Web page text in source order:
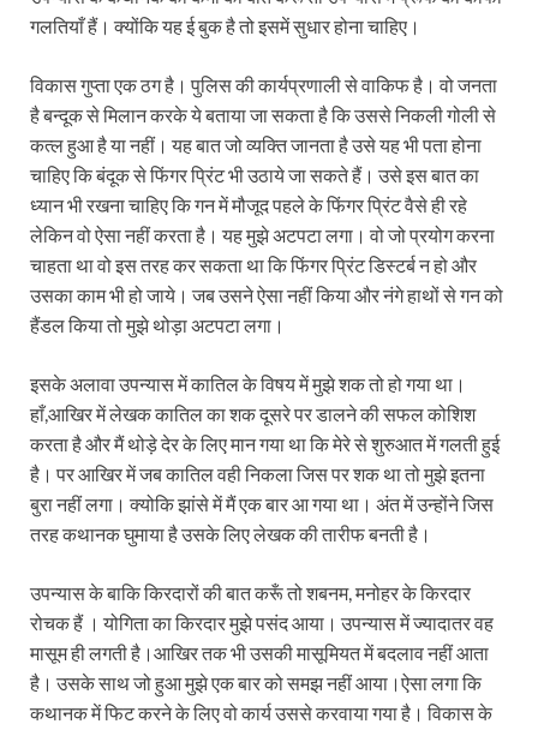
गलतियाँ हैं। क्योंकि यह ई बुक है तो इसमें सुधार होना चाहिए।
विकास गुप्ता एक ठग है। पुलिस की कार्यप्रणाली से वाकिफ है। वो जनता
है बन्दूक से मिलान करके ये बताया जा सकता है कि उससे निकली गोली से
कत्ल हुआ है या नहीं। यह बात जो व्यक्ति जानता है उसे यह भी पता होना
चाहिए कि बंदूक से फिंगर प्रिंट भी उठाये जा सकते हैं। उसे इस बात का
ध्यान भी रखना चाहिए कि गन में मौजूद पहले के फिंगर प्रिंट वैसे ही रहे
लेकिन वो ऐसा नहीं करता है। यह मुझे अटपटा लगा। वो जो प्रयोग करना
चाहता था वो इस तरह कर सकता था कि फिंगर प्रिंट डिस्टर्ब न हो और
उसका काम भी हो जाये। जब उसने ऐसा नहीं किया और नंगे हाथों से गन को
हैंडल किया तो मुझे थोड़ा अटपटा लगा।
इसके अलावा उपन्यास में कातिल के विषय में मुझे शक तो हो गया था।
हाँ,आखिर में लेखक कातिल का शक दूसरे पर डालने की सफल कोशिश
करता है और मैं थोड़े देर के लिए मान गया था कि मेरे से शुरुआत में गलती हुई
है। पर आखिर में जब कातिल वही निकला जिस पर शक था तो मुझे इतना
बुरा नहीं लगा। क्योकि झांसे में मैं एक बार आ गया था। अंत में उन्होंने जिस
तरह कथानक घुमाया है उसके लिए लेखक की तारीफ बनती है।
उपन्यास के बाकि किरदारों की बात करूँ तो शबनम, मनोहर के किरदार
रोचक हैं । योगिता का किरदार मुझे पसंद आया। उपन्यास में ज्यादातर वह
मासूम ही लगती है।आखिर तक भी उसकी मासूमियत में बदलाव नहीं आता
है। उसके साथ जो हुआ मुझे एक बार को समझ नहीं आया।ऐसा लगा कि
कथानक में फिट करने के लिए वो कार्य उससे करवाया गया है। विकास के